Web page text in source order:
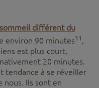
différent du
environ 90 minutes11,
est plus court,
20 minutes.
tendance à se réveiller
nous. Ils sont en